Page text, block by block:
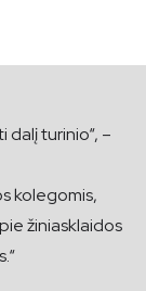
dalį turinio“, –
kolegomis,
žiniasklaidos